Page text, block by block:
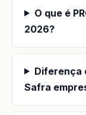
O que é
2026?
Diferença
Safra